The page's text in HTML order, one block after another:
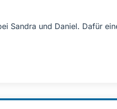
Sandra und Daniel. Dafür